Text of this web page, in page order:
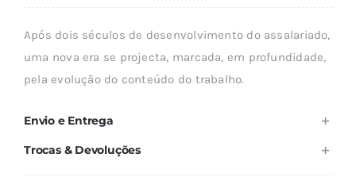
TRABALHO
INDEPENDENTE
Após dois séculos de desenvolvimento do assalariado,
uma nova era se projecta, marcada, em profundidade,
pela evolução do conteúdo do trabalho.
Envio e Entrega
Trocas & Devoluções